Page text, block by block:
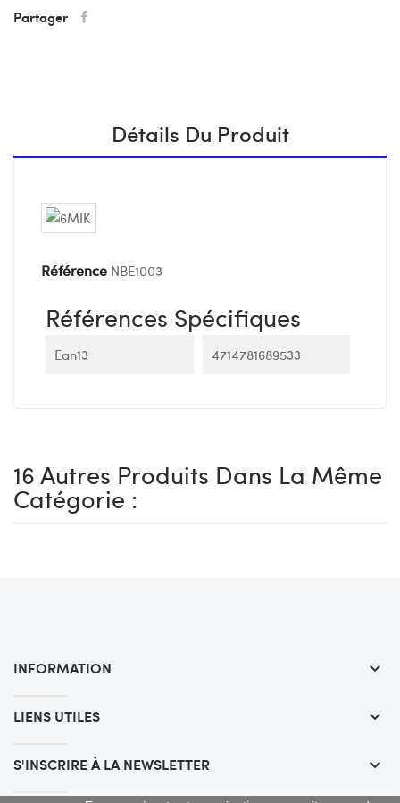
Partager
Détails Du Produit
Référence NBE1003
Références Spécifiques
Ean13 4714781689533
16 Autres Produits Dans La Même
Catégorie :
INFORMATION keyboard_arrow_down
LIENS UTILES keyboard_arrow_down
S'INSCRIRE À LA NEWSLETTER keyboard_arrow_down